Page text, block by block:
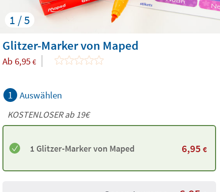
1 / 5
Glitzer-Marker von Maped
Ab 6,95 €
1 Auswählen
KOSTENLOSER ab 19€
1 Glitzer-Marker von Maped 6,95 €